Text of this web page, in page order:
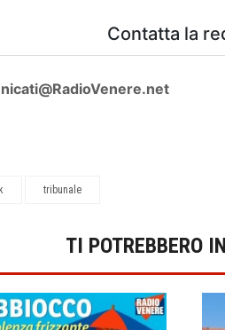
Contatta la
tribunale
TI POTREBBERO